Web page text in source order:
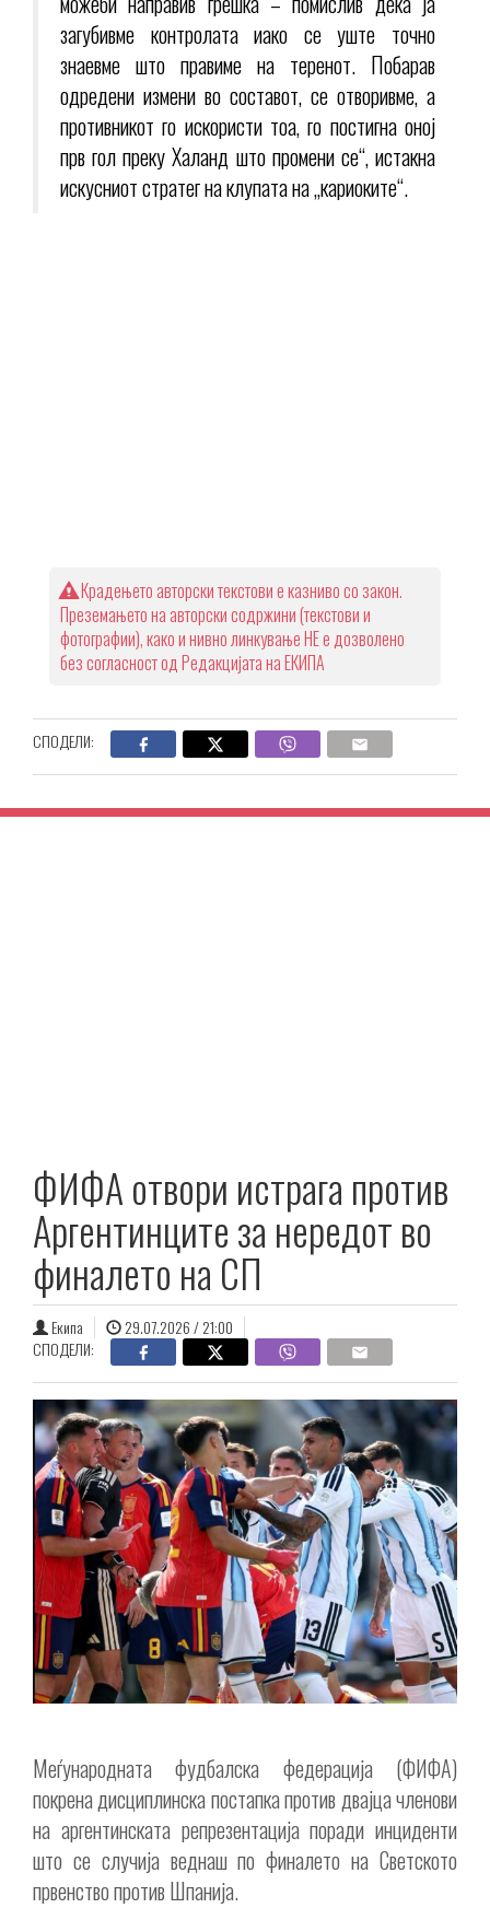
загубивме контролата иако се уште точно
знаевме што правиме на теренот. Побарав
одредени измени во составот, се отворивме, а
противникот го искористи тоа, го постигна оној
прв гол преку Халанд што промени се“, истакна
искусниот стратег на клупата на „кариоките“.
Крадењето авторски текстови е казниво со закон.
Преземањето на авторски содржини (текстови и
фотографии), како и нивно линкување НЕ е дозволено
без согласност од Редакцијата на ЕКИПА
СПОДЕЛИ:
ФИФА отвори истрага против
Аргентинците за нередот во
финалето на СП
Екипа
29.07.2026 / 21:00
СПОДЕЛИ:
Меѓународната фудбалска федерација (ФИФА)
покрена дисциплинска постапка против двајца членови
на аргентинската репрезентација поради инциденти
што се случија веднаш по финалето на Светското
првенство против Шпанија.